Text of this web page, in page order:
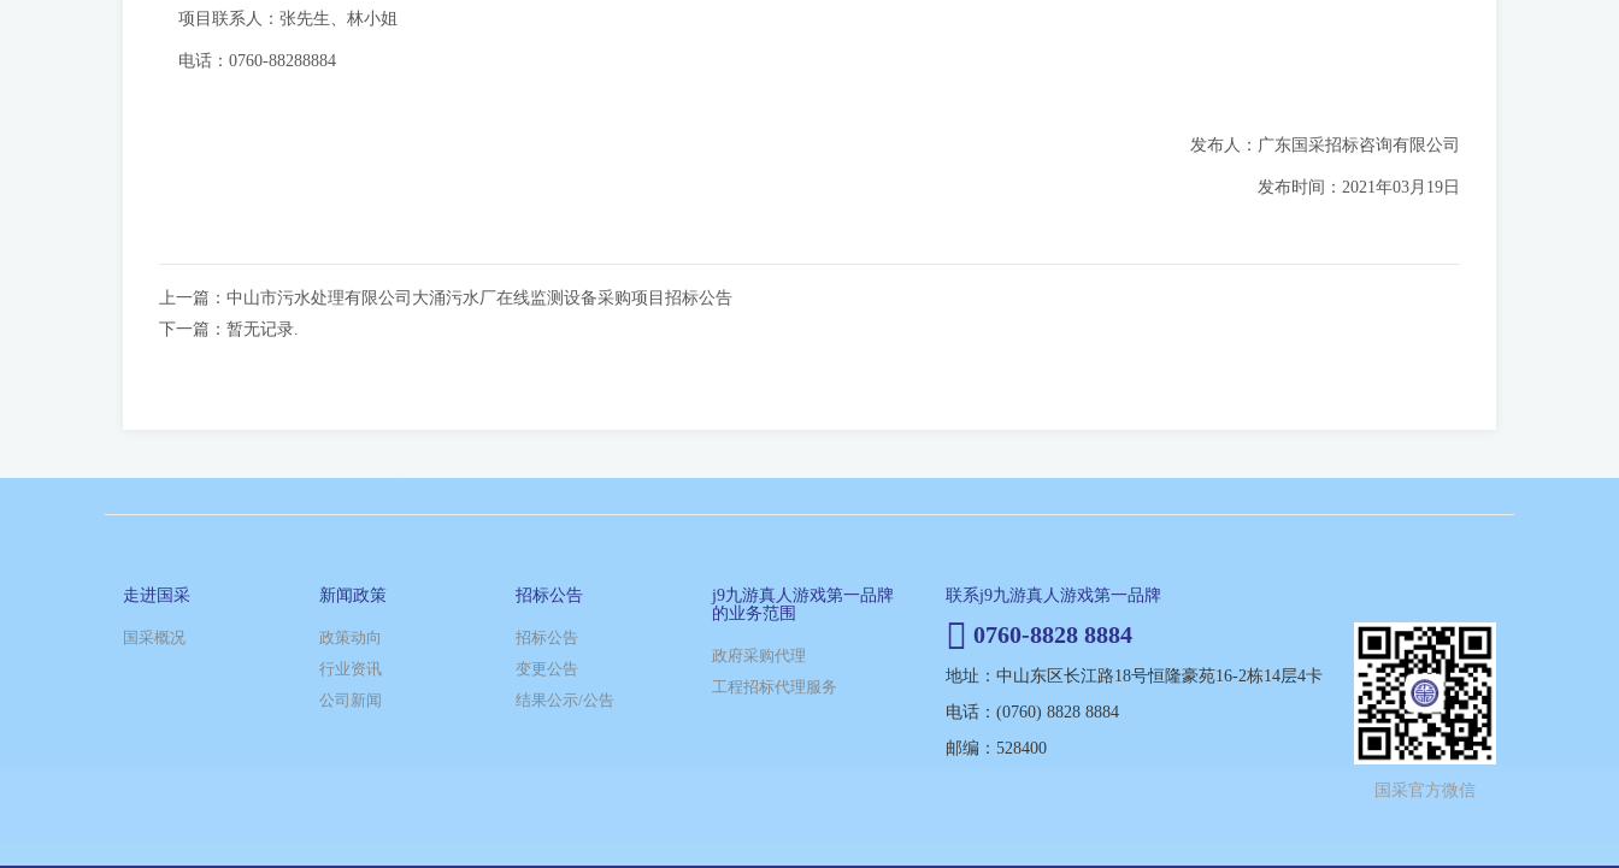
项目联系人：张先生、林小姐
电话：0760-88288884
发布人：广东国采招标咨询有限公司
发布时间：2021年03月19日
上一篇： 中山市污水处理有限公司大涌污水厂在线监测设备采购项目招标公告
下一篇： 暂无记录.
走进国采
国采概况
新闻政策
政策动向
行业资讯
公司新闻
招标公告
招标公告
变更公告
结果公示/公告
j9九游真人游戏第一品牌
的业务范围
政府采购代理
工程招标代理服务
联系j9九游真人游戏第一品牌
国采官方微信
0760-8828 8884
地址：中山东区长江路18号恒隆豪苑16-2栋14层4卡
电话：(0760) 8828 8884
邮编：528400